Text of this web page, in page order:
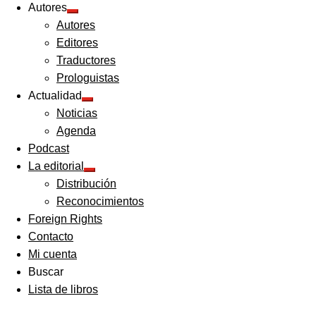
Autores
Expandir
el
menú
hijo
Autores
Editores
Traductores
Prologuistas
Actualidad
Expandir
el
menú
hijo
Noticias
Agenda
Podcast
La editorial
Expandir
el
menú
hijo
Distribución
Reconocimientos
Foreign Rights
Contacto
Mi cuenta
Buscar
Lista de libros